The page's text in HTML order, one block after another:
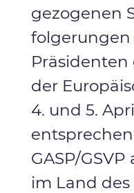
gezogenen
folgerungen
der
4. und 5.
GASP/
im Land